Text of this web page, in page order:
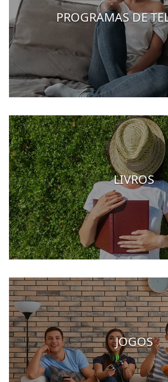
PROGRAMAS DE
LIVROS
JOGOS